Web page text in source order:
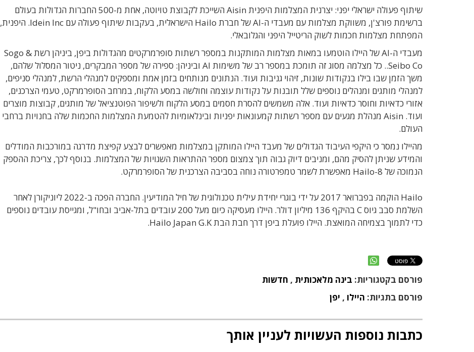
שיתוף פעולה ישראלי יפני: יצרנית המצלמות היפנית Aisin השייכת לקבוצת טויוטה, אחת מ-500 החברות הגדולות בעולם
ברשימת פורצ'ן, משווקת מצלמות עם מעבדי ה-AI של חברת Hailo הישראלית, בעקבות שיתוף פעולה עם Idein Inc. היפנית,
המפתחת מצלמות חכמות לשוק הריטייל היפני והגלובאלי.
מעבדי ה-AI של היילו הוטמעו במאות מצלמות המותקנות במספר רשתות סופרמרקטים מהגדולות ביפן, ביניהן רשת Sogo &
Seibo Co.. כל מצלמה מסוג זה תומכת במספר רב של משימות AI וביניהן: ספירה של מספר המבקרים, ניטור המסלול שלהם,
משך הזמן שבו בילו בנקודות שונות, זיהוי גניבות ועוד. הנתונים מנותחים בזמן אמת ומספקים למנהלי הרשת, למנהלי סניפים,
למנהלי מותגים ומנהלים נוספים שלל תובנות על נקודות עוצמה וחולשה במסע הלקוח, במרחב הסופרמרקט, טעמי הצרכנים,
אזורי כדאיות וחוסר כדאיות ועוד. אלה משמשים להסרת חסמים במסע הלקוח ולשיפור הפוטנציאל של מותגים, קבוצות מוצרים
ועוד. Aisin מנהלת מגעים עם מספר רשתות קמעונאות יפניות ובינלאומיות להטמעת המצלמות החכמות שלה בחנויות ברחבי
העולם.
מהיילו נמסר כי היקפי העיבוד הגדולים של מעבד היילו המותקן במצלמות מאפשרים לבצע קפיצת מדרגה במורכבות המודלים
והמידע שניתן להסיק מהם, ומניבים דיוק גבוה תוך צמצום מספר ההתראות השגויות של המצלמות. בנוסף לכך, צריכת ההספק
הנמוכה של Hailo-8 מאפשרת לשמר טמפרטורה נוחה בסביבה הצרכנית של הסופרמרקט.
Hailo הוקמה בפברואר 2017 על ידי בוגרי יחידת עילית טכנולוגית של חיל המודיעין. החברה הפכה ב-2022 ליוניקורן לאחר
השלמת סבב גיוס C בהיקף 136 מיליון דולר. היילו מעסיקה כיום מעל 200 עובדים בתל-אביב ובחו"ל, ומגייסת עובדים נוספים
כדי לתמוך בצמיחה המואצת. היילו פועלת ביפן דרך חבת הבת Hailo Japan G.K.
פורסם בקטגוריות: בינה מלאכותית , חדשות
פורסם בתגיות: היילו , יפן
כתבות נוספות העשויות לעניין אותך